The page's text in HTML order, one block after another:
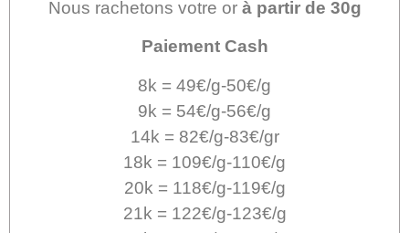
Nous rachetons votre or à partir de 30g
Paiement Cash
8k = 49€/g-50€/g
9k = 54€/g-56€/g
14k = 82€/g-83€/gr
18k = 109€/g-110€/g
20k = 118€/g-119€/g
21k = 122€/g-123€/g